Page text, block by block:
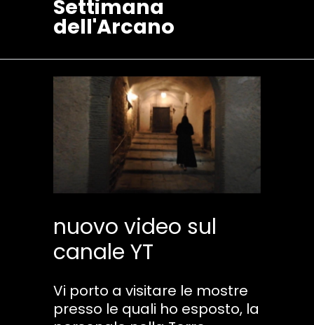
Settimana
dell'Arcano
nuovo video sul
canale YT
Vi porto a visitare le mostre
presso le quali ho esposto, la